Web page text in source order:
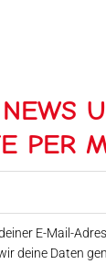
PER
E-Mail-
deine Daten